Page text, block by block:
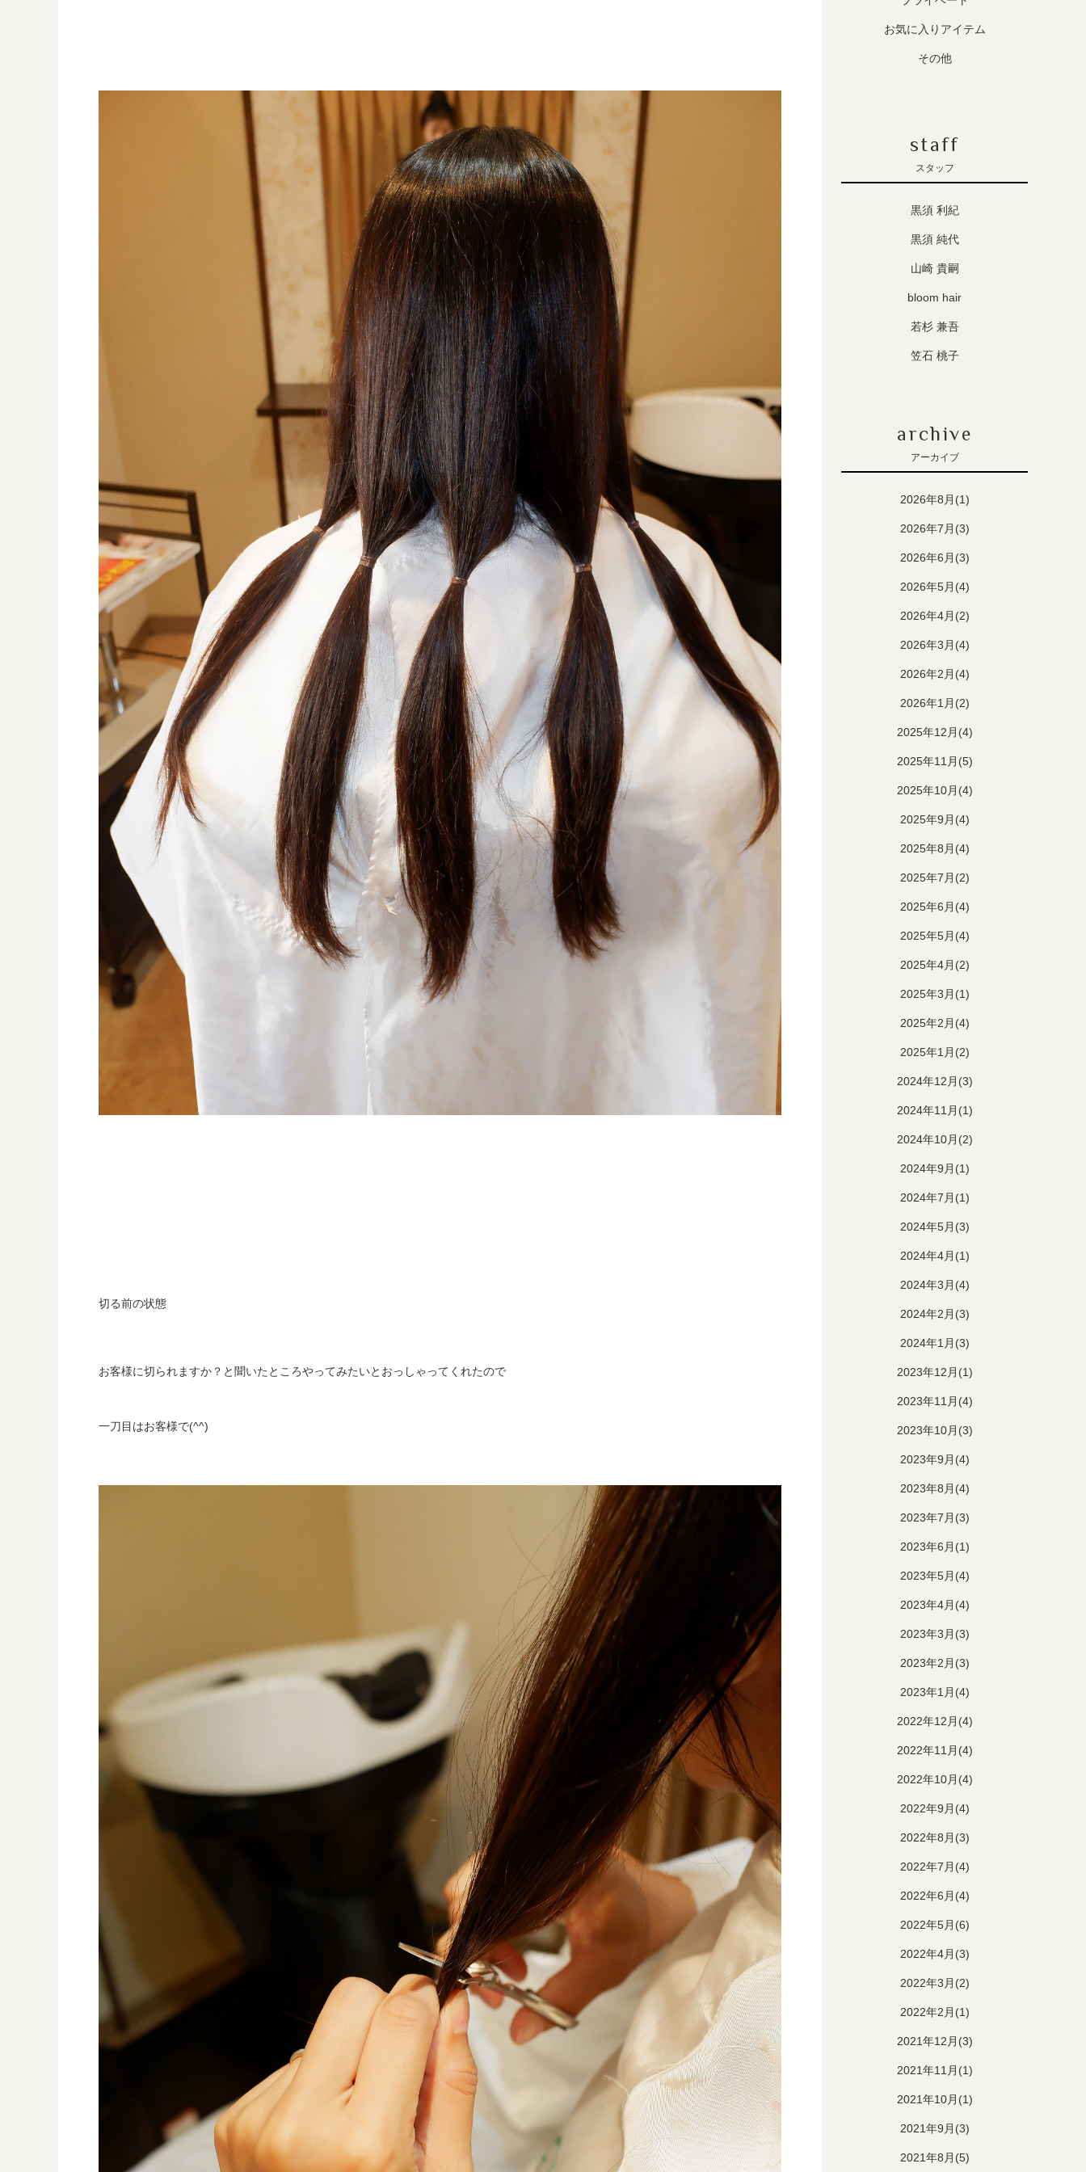
切る前の状態
お客様に切られますか？と聞いたところやってみたいとおっしゃってくれたので
一刀目はお客様で(^^)
お気に入りアイテム
その他
staff
スタッフ
黒須 利紀
黒須 純代
山崎 貴嗣
bloom hair
若杉 兼吾
笠石 桃子
archive
アーカイブ
2026年8月(1)
2026年7月(3)
2026年6月(3)
2026年5月(4)
2026年4月(2)
2026年3月(4)
2026年2月(4)
2026年1月(2)
2025年12月(4)
2025年11月(5)
2025年10月(4)
2025年9月(4)
2025年8月(4)
2025年7月(2)
2025年6月(4)
2025年5月(4)
2025年4月(2)
2025年3月(1)
2025年2月(4)
2025年1月(2)
2024年12月(3)
2024年11月(1)
2024年10月(2)
2024年9月(1)
2024年7月(1)
2024年5月(3)
2024年4月(1)
2024年3月(4)
2024年2月(3)
2024年1月(3)
2023年12月(1)
2023年11月(4)
2023年10月(3)
2023年9月(4)
2023年8月(4)
2023年7月(3)
2023年6月(1)
2023年5月(4)
2023年4月(4)
2023年3月(3)
2023年2月(3)
2023年1月(4)
2022年12月(4)
2022年11月(4)
2022年10月(4)
2022年9月(4)
2022年8月(3)
2022年7月(4)
2022年6月(4)
2022年5月(6)
2022年4月(3)
2022年3月(2)
2022年2月(1)
2021年12月(3)
2021年11月(1)
2021年10月(1)
2021年9月(3)
2021年8月(5)